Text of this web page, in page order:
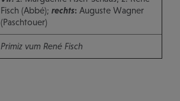
Fisch (Abbé); rechts: Auguste Wagner
(Paschtouer)
Primiz vum René Fisch